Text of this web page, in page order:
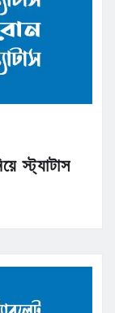
স্ট্যাটাস